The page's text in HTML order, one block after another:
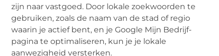
zijn naar vastgoed. Door lokale zoekwoorden te
gebruiken, zoals de naam van de stad of regio
waarin je actief bent, en je Google Mijn Bedrijf-
pagina te optimaliseren, kun je je lokale
aanwezigheid versterken.